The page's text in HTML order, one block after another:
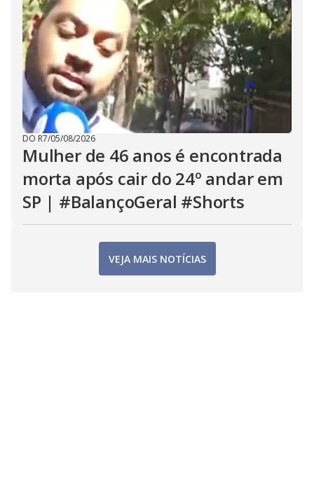
DO R7/05/08/2026
Mulher de 46 anos é encontrada
morta após cair do 24º andar em
SP | #BalançoGeral #Shorts
VEJA MAIS NOTÍCIAS